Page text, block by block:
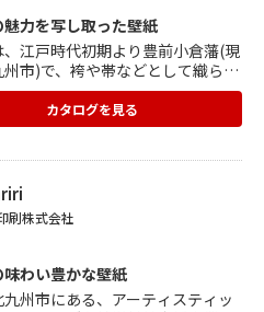
力を写し取った壁紙
、江戸時代初期より豊前小倉藩(現
市)で、袴や帯などとして織ら
珍重されていた伝統織物。 地厚
木綿布ですが、その表面はきめ細
も艶やか。 立体的なグラデーシ
時代に即した広巾の小倉織とし
縞縞 KOKURA SHIMA SHIMA」が
倉織の魅力を閉じ込めたデジタル
紙4柄をつくりあげました。
カタログを見る
刷株式会社
わい豊かな壁紙
州市にある、アーティスティッ